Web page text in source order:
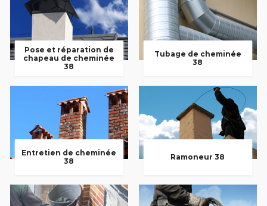
Pose et réparation de
chapeau de cheminée
38
Tubage de cheminée
38
Entretien de cheminée
38
Ramoneur 38